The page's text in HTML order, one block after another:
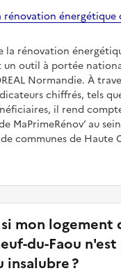
rénovation énergétique
la rénovation
un outil à portée
Normandie. À
chiffrés, tels
il rend
MaPrimeRénov’ au
communes de Haute
mon logement
du-Faou n'est
insalubre ?